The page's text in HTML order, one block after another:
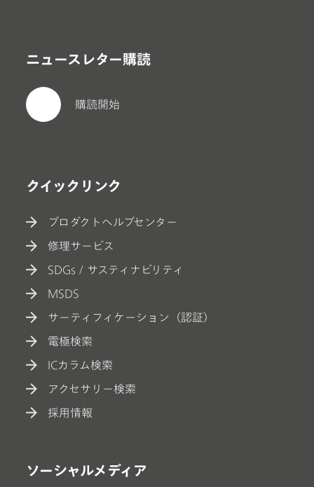
ニュースレター購読
購読開始
クイックリンク
プロダクトヘルプセンター
修理サービス
SDGs / サスティナビリティ
MSDS
サーティフィケーション（認証）
電極検索
ICカラム検索
アクセサリー検索
採用情報
ソーシャルメディア